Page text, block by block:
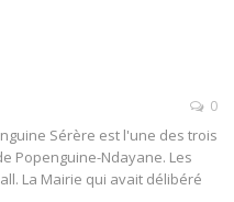
0
Sérère est l'une des trois
Popenguine-Ndayane. Les
La Mairie qui avait délibéré